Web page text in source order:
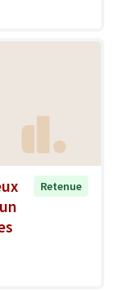
Retenue